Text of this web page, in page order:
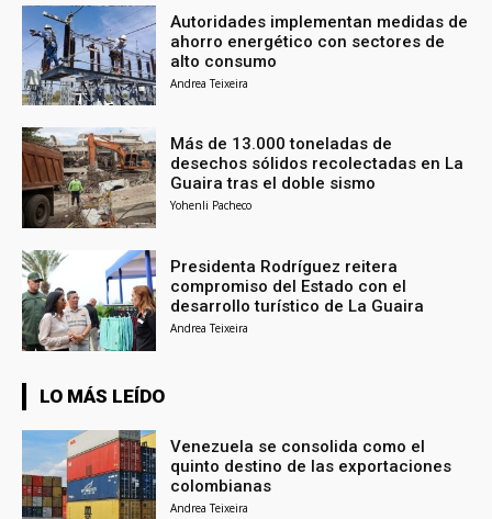
Autoridades implementan medidas de
ahorro energético con sectores de
alto consumo
Andrea Teixeira
Más de 13.000 toneladas de
desechos sólidos recolectadas en La
Guaira tras el doble sismo
Yohenli Pacheco
Presidenta Rodríguez reitera
compromiso del Estado con el
desarrollo turístico de La Guaira
Andrea Teixeira
LO MÁS LEÍDO
Venezuela se consolida como el
quinto destino de las exportaciones
colombianas
Andrea Teixeira